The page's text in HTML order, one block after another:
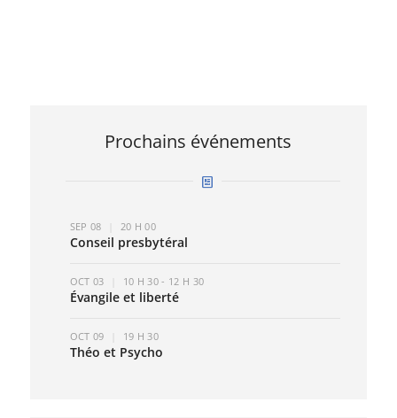
Prochains événements
SEP 08 20 H 00
Conseil presbytéral
OCT 03 10 H 30 - 12 H 30
Évangile et liberté
OCT 09 19 H 30
Théo et Psycho